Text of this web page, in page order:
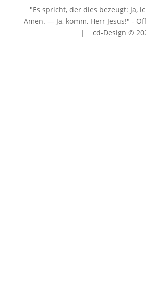
"Es spricht, der dies bezeugt: Ja,
Amen. — Ja, komm, Herr Jesus!" -
| cd-Design ©